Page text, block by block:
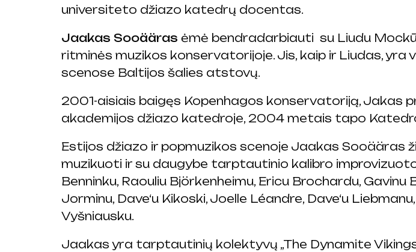
universiteto džiazo katedrų docentas.
Jaakas Sooääras ėmė bendradarbiauti su Liudu
ritminės muzikos konservatorijoje. Jis, kaip ir Liudas,
scenose Baltijos šalies atstovų.
2001-aisiais baigęs Kopenhagos konservatoriją,
akademijos džiazo katedroje, 2004 metais tapo
Estijos džiazo ir popmuzikos scenoje Jaakas Sooääras
muzikuoti ir su daugybe tarptautinio kalibro
Benninku, Raouliu Björkenheimu, Ericu Brochardu,
Jorminu, Dave‘u Kikoski, Joelle Léandre, Dave‘u
Vyšniausku.
Jaakas yra tarptautinių kolektyvų „The Dynamite